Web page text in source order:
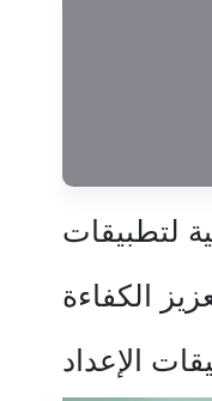
الكفاءة
الإعداد